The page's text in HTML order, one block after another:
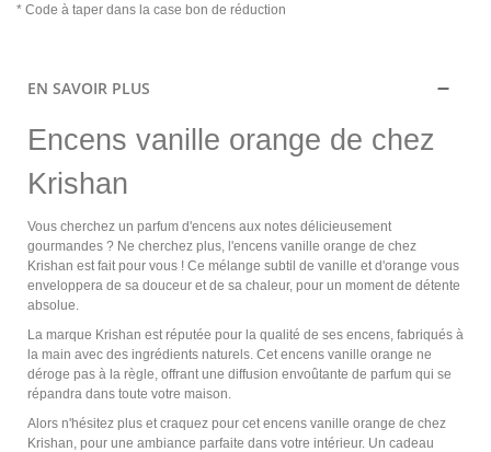
* Code à taper dans la case bon de réduction
EN SAVOIR PLUS
Encens vanille orange de chez
Krishan
Vous cherchez un parfum d'encens aux notes délicieusement
gourmandes ? Ne cherchez plus, l'encens vanille orange de chez
Krishan est fait pour vous ! Ce mélange subtil de vanille et d'orange vous
enveloppera de sa douceur et de sa chaleur, pour un moment de détente
absolue.
La marque Krishan est réputée pour la qualité de ses encens, fabriqués à
la main avec des ingrédients naturels. Cet encens vanille orange ne
déroge pas à la règle, offrant une diffusion envoûtante de parfum qui se
répandra dans toute votre maison.
Alors n'hésitez plus et craquez pour cet encens vanille orange de chez
Krishan, pour une ambiance parfaite dans votre intérieur. Un cadeau